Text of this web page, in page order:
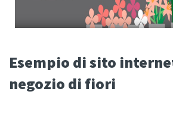
Esempio di sito
negozio di fiori